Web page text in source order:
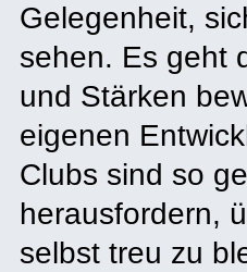
Gelegenheit,
sehen. Es geht
und Stärken
eigenen
Clubs sind so
herausfordern,
selbst treu zu